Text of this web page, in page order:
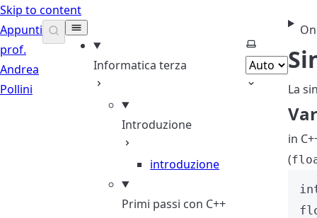
Skip to content
Appunti
prof.
Andrea
Pollini
Informatica terza
Introduzione
introduzione
Primi passi con C++
Select theme
La
in
(